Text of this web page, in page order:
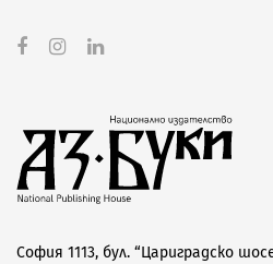
София 1113, бул. “Цариградско